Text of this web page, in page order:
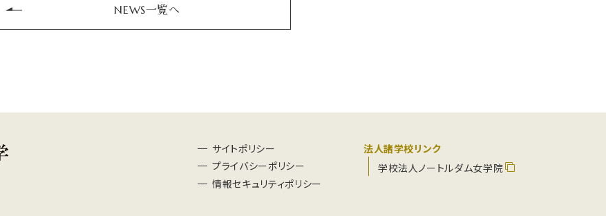
NEWS一覧へ
サイトポリシー
プライバシーポリシー
情報セキュリティポリシー
法人諸学校リンク
学校法人ノートルダム女学院